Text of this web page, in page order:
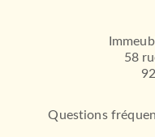
58
Questions